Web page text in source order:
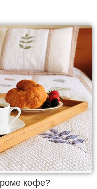
кофе?